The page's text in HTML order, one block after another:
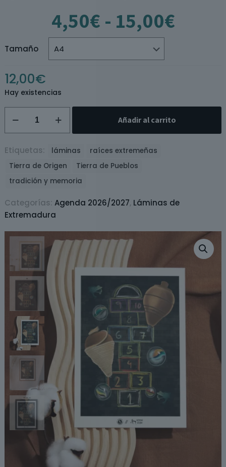
4,50€ - 15,00€de
Tamaño
12,00€
Hay existencias
de
Juegos
cantidad
Añadir al carrito
Etiquetas: láminas
raíces extremeñas
Tierra de Origen
Tierra de Pueblos
tradición y memoria
Categorías: Agenda 2026/2027, Láminas de
Extremadura